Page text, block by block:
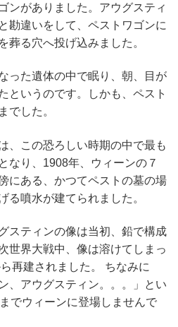
ン​​がありました。アウグスティ
勘違いをして、ペストワゴンに
葬る穴へ投げ込みました。
った遺体の中で眠り、朝、目が
というのです。しかも、ペスト
でした。
、この恐ろしい時期の中で最も
なり、1908年、ウィーンの７
にある、かつてペストの墓の場
る噴水が建てられました。
スティンの像は当初、鉛で構成
世界大戦中、像は溶けてしまっ
再建されました。 ちなみに
、アウグスティン。。。」とい
でウィーンに登場しませんで